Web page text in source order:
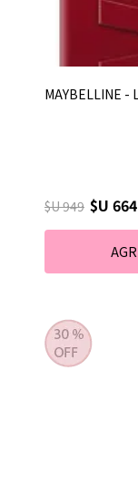
MAYBELLINE -
$U 949 $U